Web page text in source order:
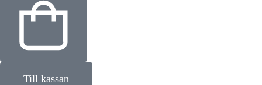
Till kassan